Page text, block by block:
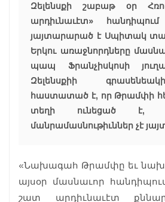
Զելենսքի շաբաթ օր
արդիւնաւէտ»
յայտարարած է Սպիտակ
Երկու առաջնորդները
պապ Ֆրանչիսկոսի
Զելենսքիի
հաստատած է, որ Թրամփի
տեղի ունեցած է,
մանրամասնութիւններ չէ
«Նախագահ Թրամփը եւ
այսօր մասնաւոր
շատ արդիւնաւէտ